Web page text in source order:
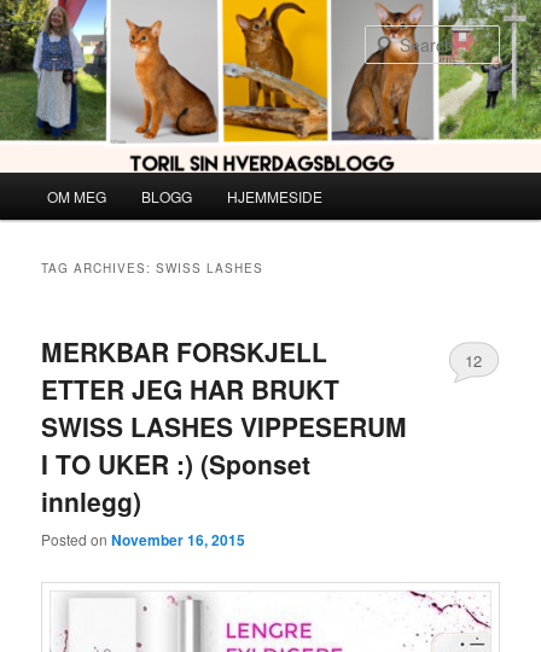
Skip
to
primary
content
Skip
to
secondary
content
OM MEG BLOGG HJEMMESIDE
TAG ARCHIVES:SWISS LASHES
MERKBAR FORSKJELL
ETTER JEG HAR BRUKT
SWISS LASHES VIPPESERUM
I TO UKER :) (Sponset
innlegg)
Posted onNovember 16, 2015
12